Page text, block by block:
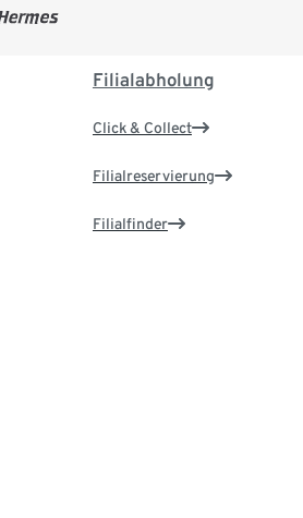
Filialabholung
Click & Collect
Filialreservierung
Filialfinder